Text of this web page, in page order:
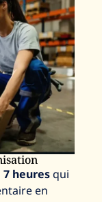
heuresqui
en